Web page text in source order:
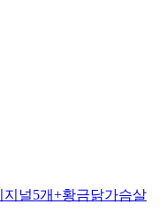
널5개+황금닭가슴살